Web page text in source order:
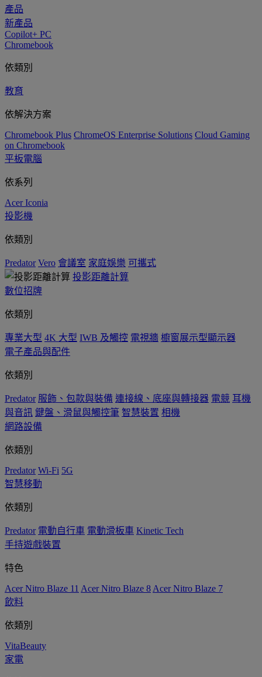
產品
新產品
Copilot+ PC
Chromebook
依類別
教育
依解決方案
Chromebook Plus ChromeOS Enterprise Solutions Cloud Gaming
on Chromebook
平板電腦
依系列
Acer Iconia
投影機
依類別
Predator Vero 會議室 家庭娛樂 可攜式
投影距離計算
數位招牌
依類別
專業大型 4K 大型 IWB 及觸控 電視牆 櫥窗展示型顯示器
電子產品與配件
依類別
Predator 服飾、包款與裝備 連接線、底座與轉接器 電競 耳機
與音訊 鍵盤、滑鼠與觸控筆 智慧裝置 相機
網路設備
依類別
Predator Wi-Fi 5G
智慧移動
依類別
Predator 電動自行車 電動滑板車 Kinetic Tech
手持遊戲裝置
特色
Acer Nitro Blaze 11 Acer Nitro Blaze 8 Acer Nitro Blaze 7
飲料
依類別
VitaBeauty
家電